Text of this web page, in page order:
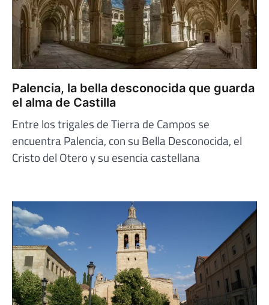
Palencia, la bella desconocida que guarda
el alma de Castilla
Entre los trigales de Tierra de Campos se
encuentra Palencia, con su Bella Desconocida, el
Cristo del Otero y su esencia castellana